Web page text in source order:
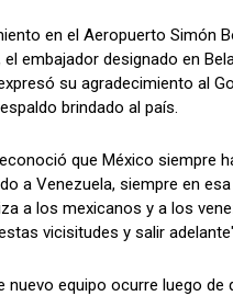
en el Aeropuerto Simón
embajador designado en
su agradecimiento al
brindado al país.
que México siempre
a Venezuela, siempre en
a los mexicanos y a los
vicisitudes y salir
nuevo equipo ocurre luego de